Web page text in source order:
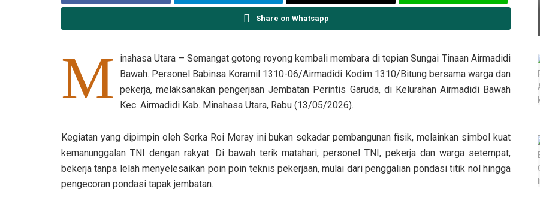
Share on Whatsapp
M
inahasa Utara – Semangat gotong royong kembali membara di tepian Sungai Tinaan Airmadidi
Bawah. Personel Babinsa Koramil 1310-06/Airmadidi Kodim 1310/Bitung bersama warga dan
pekerja, melaksanakan pengerjaan Jembatan Perintis Garuda, di Kelurahan Airmadidi Bawah
Kec. Airmadidi Kab. Minahasa Utara, Rabu (13/05/2026).
Kegiatan yang dipimpin oleh Serka Roi Meray ini bukan sekadar pembangunan fisik, melainkan simbol kuat
kemanunggalan TNI dengan rakyat. Di bawah terik matahari, personel TNI, pekerja dan warga setempat,
bekerja tanpa lelah menyelesaikan poin poin teknis pekerjaan, mulai dari penggalian pondasi titik nol hingga
pengecoran pondasi tapak jembatan.